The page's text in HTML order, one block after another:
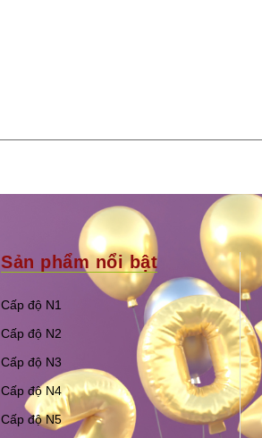
Sản phẩm nổi bật
Cấp độ N1
Cấp độ N2
Cấp độ N3
Cấp độ N4
Cấp độ N5